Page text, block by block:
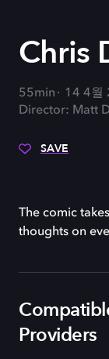
Chris
55min
14 4월
Director: Matt
SAVE
The comic
thoughts on
Providers